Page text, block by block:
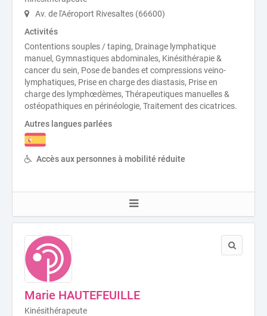
Av. de l'Aéroport Rivesaltes (66600)
Activités
Contentions souples / taping, Drainage lymphatique
manuel, Gymnastiques abdominales, Kinésithérapie &
cancer du sein, Pose de bandes et compressions veino-
lymphatiques, Prise en charge des diastasis, Prise en
charge des lymphœdèmes, Thérapeutiques manuelles &
ostéopathiques en périnéologie, Traitement des cicatrices.
Autres langues parlées
Accès aux personnes à mobilité réduite
Marie HAUTEFEUILLE
Kinésithérapeute